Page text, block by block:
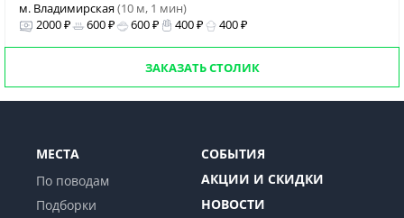
м. Владимирская(10 м, 1 мин)
2000 ₽
600 ₽ 600 ₽ 400 ₽ 400 ₽
ЗАКАЗАТЬ СТОЛИК
МЕСТА
По поводам
Подборки
СОБЫТИЯ
АКЦИИ И СКИДКИ
НОВОСТИ